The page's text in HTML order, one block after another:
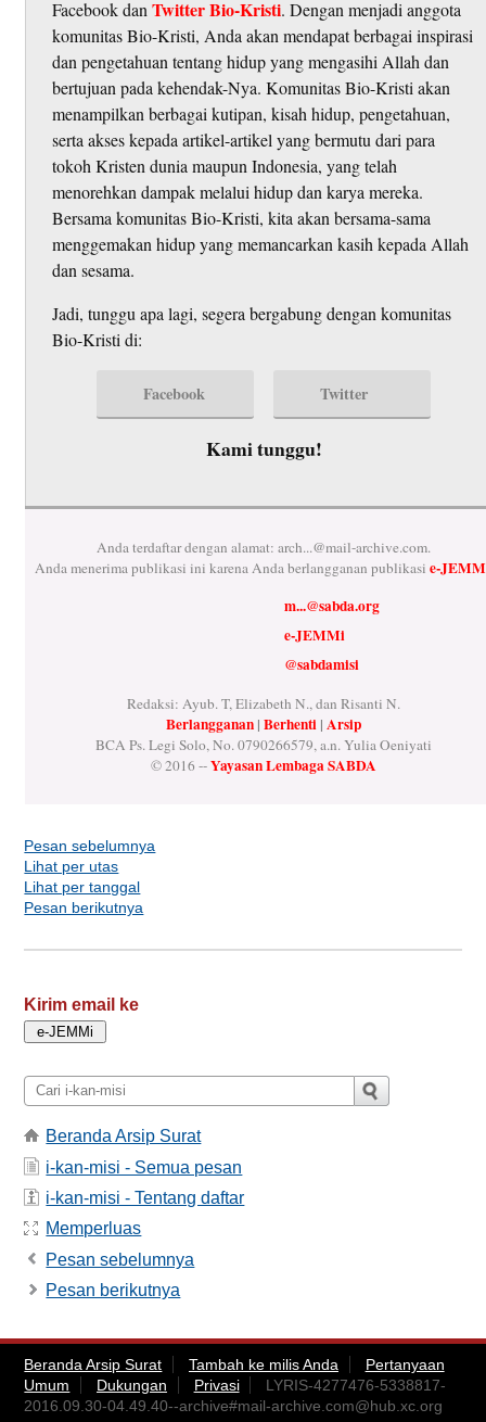
Facebook danTwitter Bio-Kristi. Dengan menjadi anggota
komunitas Bio-Kristi, Anda akan mendapat berbagai inspirasi
dan pengetahuan tentang hidup yang mengasihi Allah dan
bertujuan pada kehendak-Nya. Komunitas Bio-Kristi akan
menampilkan berbagai kutipan, kisah hidup, pengetahuan,
serta akses kepada artikel-artikel yang bermutu dari para
tokoh Kristen dunia maupun Indonesia, yang telah
menorehkan dampak melalui hidup dan karya mereka.
Bersama komunitas Bio-Kristi, kita akan bersama-sama
menggemakan hidup yang memancarkan kasih kepada Allah
dan sesama.
Jadi, tunggu apa lagi, segera bergabung dengan komunitas
Bio-Kristi di:
Facebook Twitter
Kami tunggu!
Anda terdaftar dengan alamat:arch...@mail-archive.com.
Anda menerima publikasi ini karena Anda berlangganan publikasi e-
m...@sabda.org
e-JEMMi
@sabdamisi
Redaksi: Ayub. T, Elizabeth N., dan Risanti N.
Berlangganan | Berhenti | Arsip
BCA Ps. Legi Solo, No. 0790266579, a.n. Yulia Oeniyati
© 2016 --Yayasan Lembaga SABDA
Pesan sebelumnya
Lihat per utas
Lihat per tanggal
Pesan berikutnya
Kirim email ke
Beranda Arsip Surat
i-kan-misi - Semua pesan
i-kan-misi - Tentang daftar
Memperluas
Pesan sebelumnya
Pesan berikutnya
Beranda Arsip Surat Tambah ke milis Anda
Pertanyaan
Umum
Dukungan Privasi
LYRIS-4277476-5338817-
2016.09.30-04.49.40--archive#mail-archive.com@hub.xc.org